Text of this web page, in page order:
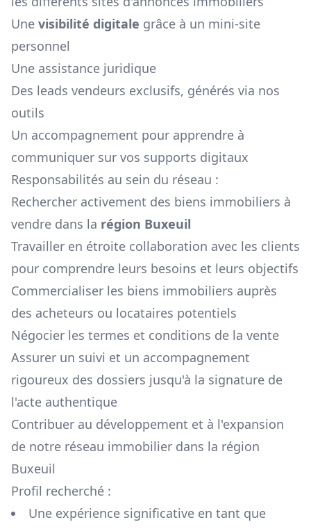
Une visibilité digitale grâce à un mini-site
personnel
Une assistance juridique
Des leads vendeurs exclusifs, générés via nos
outils
Un accompagnement pour apprendre à
communiquer sur vos supports digitaux
Responsabilités au sein du réseau :
Rechercher activement des biens immobiliers à
vendre dans la région Buxeuil
Travailler en étroite collaboration avec les clients
pour comprendre leurs besoins et leurs objectifs
Commercialiser les biens immobiliers auprès
des acheteurs ou locataires potentiels
Négocier les termes et conditions de la vente
Assurer un suivi et un accompagnement
rigoureux des dossiers jusqu'à la signature de
l'acte authentique
Contribuer au développement et à l'expansion
de notre réseau immobilier dans la région
Buxeuil
Profil recherché :
Une expérience significative en tant que